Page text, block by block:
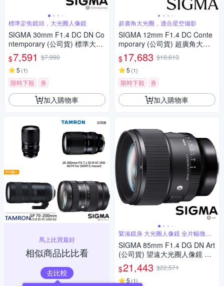
標準定焦鏡頭，大光圈人像鏡
SIGMA 30mm F1.4 DC DN Co
ntemporary (公司貨) 標準大光
圈定焦鏡頭 人像鏡 APS-C 無反
微單眼專用鏡頭
$7,591 $7,990
5 (1)
限時下殺 券
加入購物車
馬上比買最好
相似商品比比看
去比較
超廣角大光圈，適合星空攝影
SIGMA 12mm F1.4 DC Conte
mporary (公司貨) 超廣角大光
圈定焦鏡 星空鏡 APS-C 無反微
單眼專用鏡頭
$17,683 $18,613
5 (1)
限時下殺 券
加入購物車
緊湊鏡身 大光圈人像鏡 全片幅微單
眼鏡頭
SIGMA 85mm F1.4 DG DN Art
(公司貨) 望遠大光圈人像鏡 全
片幅微單眼鏡頭
$21,443 $22,571
5(1)